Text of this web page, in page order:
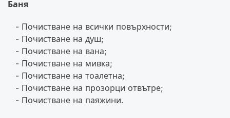
Баня
Почистване на всички повърхности;
Почистване на душ;
Почистване на вана;
Почистване на мивка;
Почистване на тоалетна;
Почистване на прозорци отвътре;
Почистване на паяжини.